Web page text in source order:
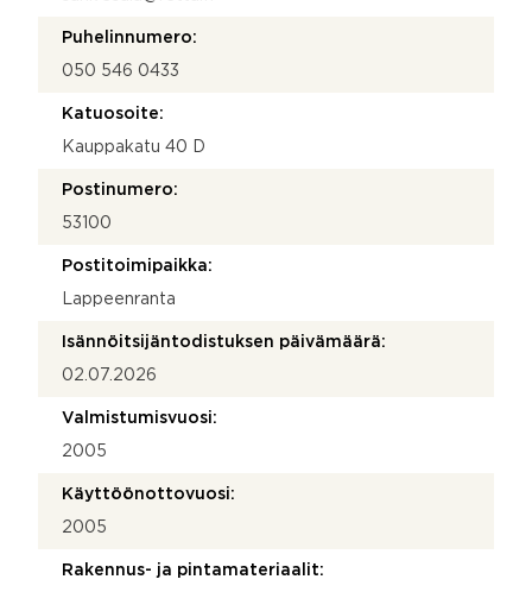
Puhelinnumero:
050 546 0433
Katuosoite:
Kauppakatu 40 D
Postinumero:
53100
Postitoimipaikka:
Lappeenranta
Isännöitsijäntodistuksen päivämäärä:
02.07.2026
Valmistumisvuosi:
2005
Käyttöönottovuosi:
2005
Rakennus- ja pintamateriaalit: